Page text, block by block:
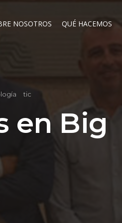
NOSOTROS QUÉ HACEMOS
tic
en Big